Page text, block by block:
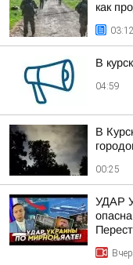
как
03:12
В
04:59
В
00:25
УДАР